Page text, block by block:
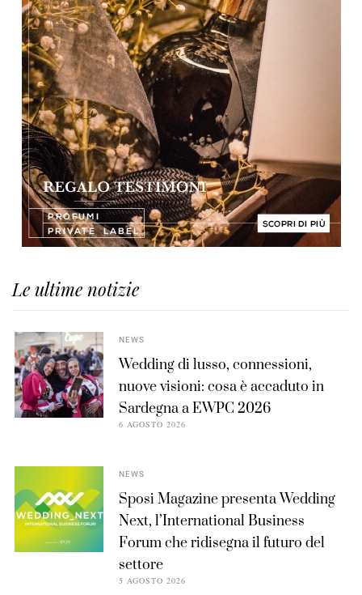
Le ultime notizie
NEWS
Wedding di lusso, connessioni,
nuove visioni: cosa è accaduto in
Sardegna a EWPC 2026
6 AGOSTO 2026
NEWS
Sposi Magazine presenta Wedding
Next, l’International Business
Forum che ridisegna il futuro del
settore
5 AGOSTO 2026